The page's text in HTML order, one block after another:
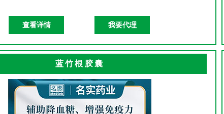
查看详情 我要代理
蓝竹根胶囊